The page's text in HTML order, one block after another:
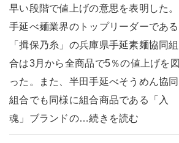
早い段階で値上げの意思を表明した。
手延べ麺業界のトップリーダーである
「揖保乃糸」の兵庫県手延素麺協同組
合は3月から全商品で5％の値上げを図
った。また、半田手延べそうめん協同
組合でも同様に組合商品である「入
魂」ブランドの…続きを読む